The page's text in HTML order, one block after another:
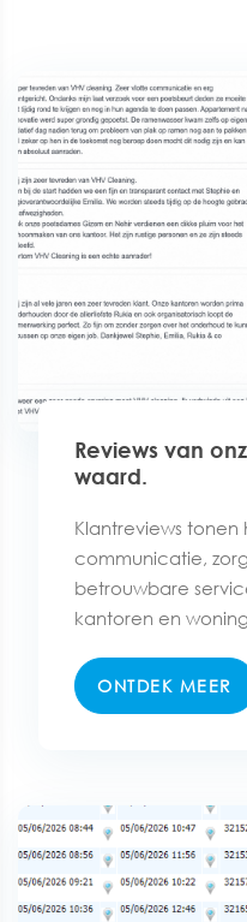
Reviews van
waard.
Klantreviews tonen
communicatie,
betrouwbare
kantoren en
ONTDEK MEER